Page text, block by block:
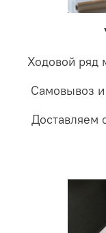
проверки будет
забудете что
Ходовой ряд
Самовывоз
Доставляем